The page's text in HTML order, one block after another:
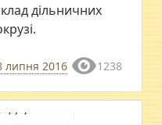
дільничних
липня 2016 1238